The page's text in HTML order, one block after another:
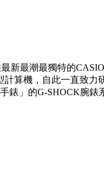
新最潮最獨特的
算機，自此一直致
」的G-SHOCK腕